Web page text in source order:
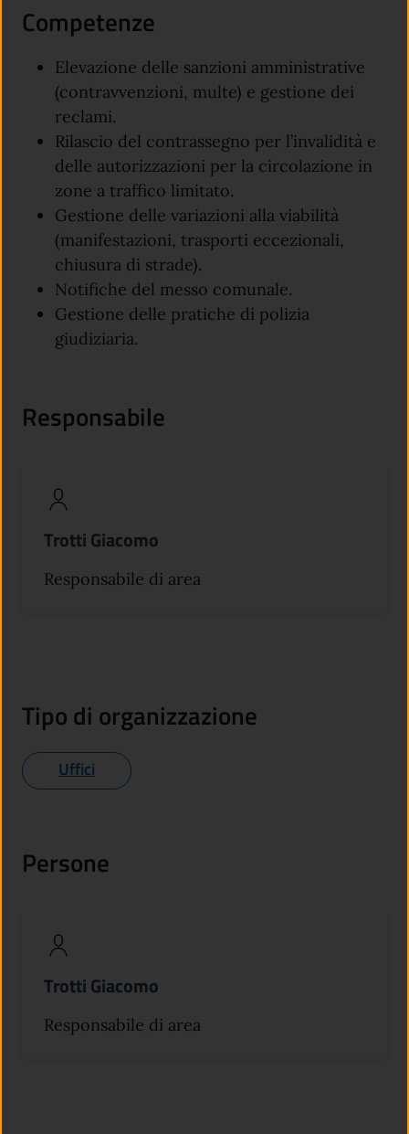
Competenze
Elevazione delle sanzioni amministrative
(contravvenzioni, multe) e gestione dei
reclami.
Rilascio del contrassegno per l’invalidità e
delle autorizzazioni per la circolazione in
zone a traffico limitato.
Gestione delle variazioni alla viabilità
(manifestazioni, trasporti eccezionali,
chiusura di strade).
Notifiche del messo comunale.
Gestione delle pratiche di polizia
giudiziaria.
Responsabile
Trotti Giacomo
Responsabile di area
Tipo di organizzazione
Uffici
Persone
Trotti Giacomo
Responsabile di area